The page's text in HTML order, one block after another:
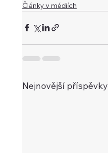
Články v médiích
Nejnovější příspěvky